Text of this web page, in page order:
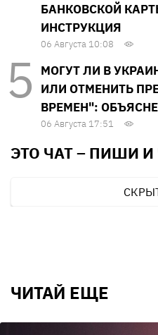
БАНКОВСКОЙ
ИНСТРУКЦИЯ
06 Августа 10:08
МОГУТ ЛИ В
ИЛИ ОТМЕНИТЬ
ВРЕМЕН":
06 Августа 17:51
ЭТО ЧАТ – ПИШИ И
ЧИТАЙ ЕЩЕ